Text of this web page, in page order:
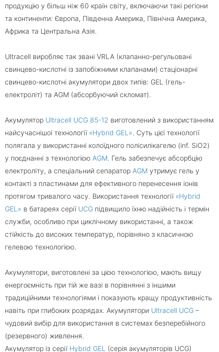
продукцію у більш ніж 60 країн світу, включаючи такі регіони
та континенти: Європа, Південна Америка, Північна Америка,
Африка та Центральна Азія.
Ultracell виробляє так звані VRLA (клапанно-регульовані
свинцево-кислотні із запобіжними клапанами) стаціонарні
свинцево-кислотні акумулятори двох типів: GEL (гель-
електроліт) та AGM (абсорбуючий скломат).
Акумулятор Ultracell UCG 85-12 виготовлений з використанням
найсучаснішої технології «Hybrid GEL». Суть цієї технології
полягала у використанні колоїдного полісилікагелю (inf. SiO2)
у поєднанні з технологією AGM. Гель забезпечує абсорбцію
електроліту, а спеціальний сепаратор AGM утримує гель у
контакті з пластинами для ефективного перенесення іонів
протягом тривалого часу. Використання технології «Hybrid
GEL» в батареях серії UCG підвищило їхню надійність і термін
служби, особливо при циклічному використанні, а також
стійкість до високих температур, порівняно з класичною
гелевою технологією.
Акумулятори, виготовлені за цією технологією, мають вищу
енергоємність при тій же вазі в порівнянні з іншими
традиційними технологіями і показують кращу продуктивність
навіть при глибоких розрядах. Акумулятори Ultracell UCG –
чудовий вибір для використання в системах безперебійного
(резервного) живлення.
Акумулятор із серії Hybrid GEL (серія акумуляторів UCG)